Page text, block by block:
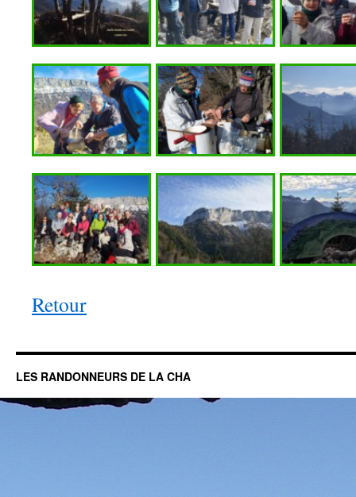
Retour
LES RANDONNEURS DE LA CHA